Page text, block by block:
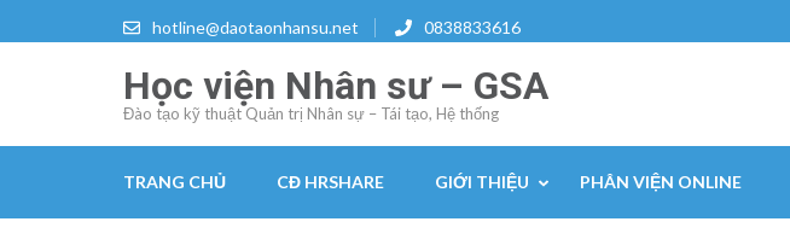
to
Enter)
hotline@daotaonhansu.net 0838833616
Học viện Nhân sư – GSA
Đào tạo kỹ thuật Quản trị Nhân sự – Tái tạo, Hệ thống
TRANG CHỦ CĐ HRSHARE GIỚI THIỆU PHÂN VIỆN ONLINE